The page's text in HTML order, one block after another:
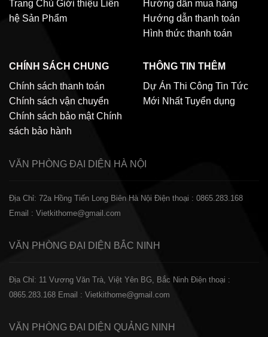
Trang Chủ Giới thiệu Liên
hệ Sản Phẩm
Hướng dẫn mua hàng
Hướng dẫn thanh toán
Hình thức thanh toán
CHÍNH SÁCH CHUNG
Chính sách thanh toán
Chính sách vận chuyển
Chính sách bảo mật Chính
sách bảo hành
THÔNG TIN THÊM
Dự Án Thi Công Tin Tức
Mới Nhất Tuyển dụng
VĂN PHÒNG ĐẠI DIỆN HÀ NỘI
Địa Chỉ: 72a Hồng Tiến Long Biên Hà Nội Điện thoại : 0865.283.168
Email : Vietkithome@gmail.com
VĂN PHÒNG ĐẠI DIỆN BẮC NINH
Địa Chỉ: 11 Vương Văn Trà, Việt Yên BG, Bắc Ninh Điện thoại :
0865.283.168 Email : Vietkithome@gmail.com
VĂN PHÒNG ĐẠI DIỆN QUẢNG NINH